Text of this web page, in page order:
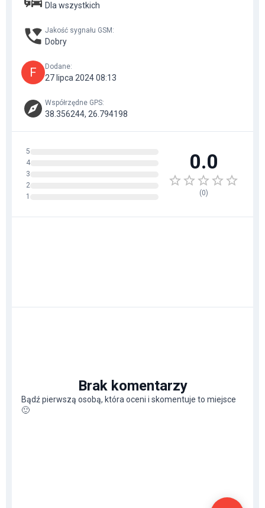
Dla wszystkich
Jakość sygnału GSM :
Dobry
F Dodane:
27 lipca 2024 08:13
Współrzędne GPS:
38.356244, 26.794198
5
4
3
2
1
0.0
(0)
Brak komentarzy
Bądź pierwszą osobą, która oceni i skomentuje to miejsce
🙂